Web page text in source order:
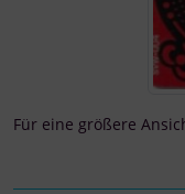
Für eine größere